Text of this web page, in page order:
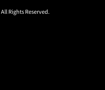
Rights Reserved.